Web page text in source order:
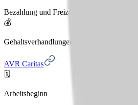
Bezahlung und Freizeitausgleich
💰
Gehaltsverhandlungen
AVR Caritas
🗓️
Arbeitsbeginn